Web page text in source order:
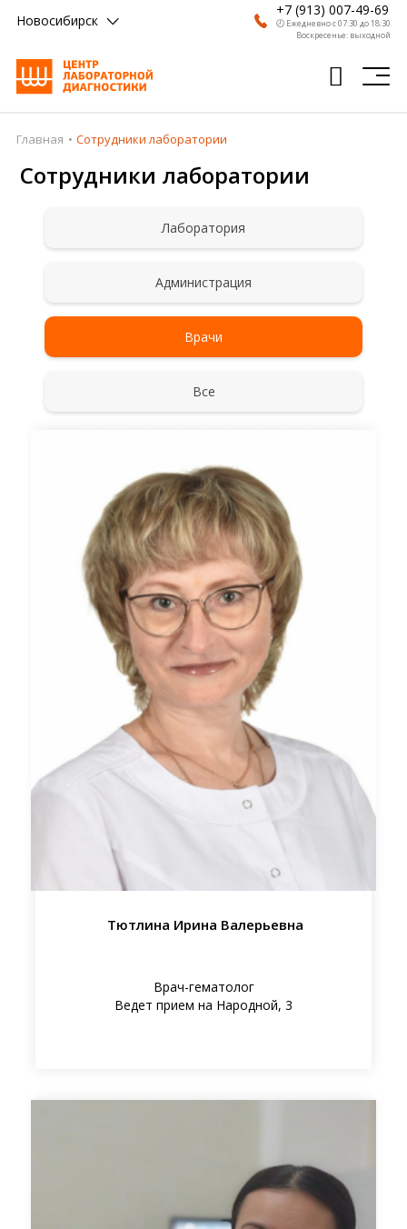
Новосибирск
+7 (913) 007-49-69
🕗 Ежедневно с 07:30 до 18:30
Воскресенье: выходной
Главная
Анализы
Главная Сотрудники лаборатории
Сотрудники лаборатории
Лаборатория
Администрация
Врачи
Все
Тютлина Ирина Валерьевна
Врач-гематолог
Ведет прием на Народной, 3